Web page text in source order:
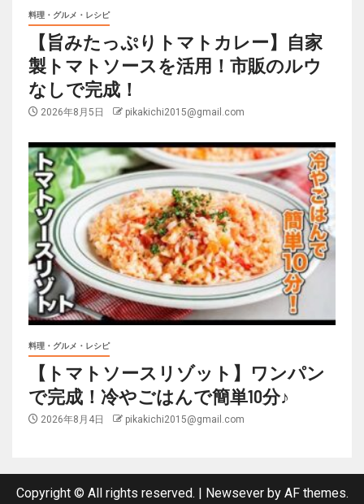
料理・グルメ・レシピ
【旨みたっぷりトマトカレー】自家
製トマトソースを活用！市販のルウ
なしで完成！
2026年8月5日 pikakichi2015@gmail.com
料理・グルメ・レシピ
【トマトソースリゾット】ワンパン
で完成！冷やごはんで簡単10分♪
2026年8月4日 pikakichi2015@gmail.com
Copyright © All rights reserved. | Newseverby AF themes.